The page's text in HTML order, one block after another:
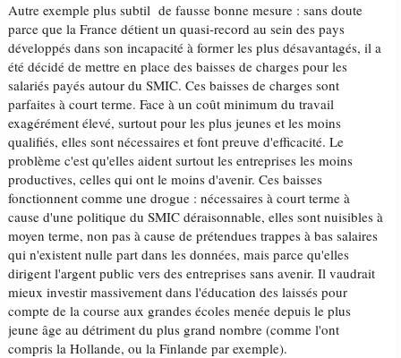
Autre exemple plus subtil de fausse bonne mesure : sans doute
parce que la France détient un quasi-record au sein des pays
développés dans son incapacité à former les plus désavantagés, il a
été décidé de mettre en place des baisses de charges pour les
salariés payés autour du SMIC. Ces baisses de charges sont
parfaites à court terme. Face à un coût minimum du travail
exagérément élevé, surtout pour les plus jeunes et les moins
qualifiés, elles sont nécessaires et font preuve d'efficacité. Le
problème c'est qu'elles aident surtout les entreprises les moins
productives, celles qui ont le moins d'avenir. Ces baisses
fonctionnent comme une drogue : nécessaires à court terme à
cause d'une politique du SMIC déraisonnable, elles sont nuisibles à
moyen terme, non pas à cause de prétendues trappes à bas salaires
qui n'existent nulle part dans les données, mais parce qu'elles
dirigent l'argent public vers des entreprises sans avenir. Il vaudrait
mieux investir massivement dans l'éducation des laissés pour
compte de la course aux grandes écoles menée depuis le plus
jeune âge au détriment du plus grand nombre (comme l'ont
compris la Hollande, ou la Finlande par exemple).